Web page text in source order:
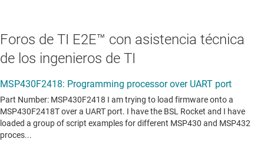
Foros de TI E2E™ con asistencia técnica
de los ingenieros de TI